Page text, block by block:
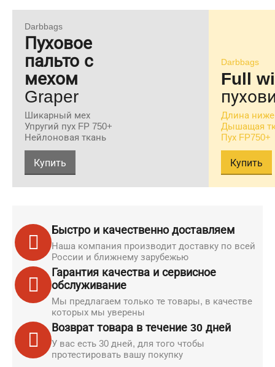
Darbbags
Пуховое
пальто с
мехом
Graper
Шикарный мех
Упругий пух FP 750+
Нейлоновая ткань
Купить
Darbbags
Full
Длина
Дышащая
Пух FP750+
Купить
Быстро и качественно доставляем
Наша компания производит доставку по всей
России и ближнему зарубежью
Гарантия качества и сервисное
обслуживание
Мы предлагаем только те товары, в качестве
которых мы уверены
Возврат товара в течение 30 дней
У вас есть 30 дней, для того чтобы
протестировать вашу покупку